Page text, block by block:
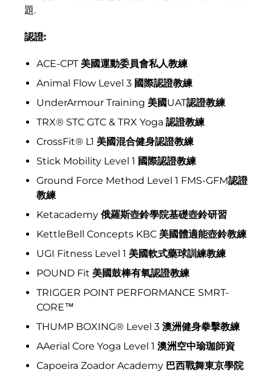
題.
認證:
ACE-CPT 美國運動委員會私人教練
Animal Flow Level 3 國際認證教練
UnderArmour Training 美國UAT認證教練
TRX® STC GTC & TRX Yoga 認證教練
CrossFit® L1 美國混合健身認證教練
Stick Mobility Level 1 國際認證教練
Ground Force Method Level 1 FMS-GFM認證
教練
Ketacademy 俄羅斯壺鈴學院基礎壺鈴研習
KettleBell Concepts KBC 美國體適能壺鈴教練
UGI Fitness Level 1 美國軟式藥球訓練教練
POUND Fit 美國鼓棒有氧認證教練
TRIGGER POINT PERFORMANCE SMRT-
CORE™
THUMP BOXING® Level 3 澳洲健身拳擊教練
AAerial Core Yoga Level 1 澳洲空中瑜珈師資
Capoeira Zoador Academy 巴西戰舞東京學院